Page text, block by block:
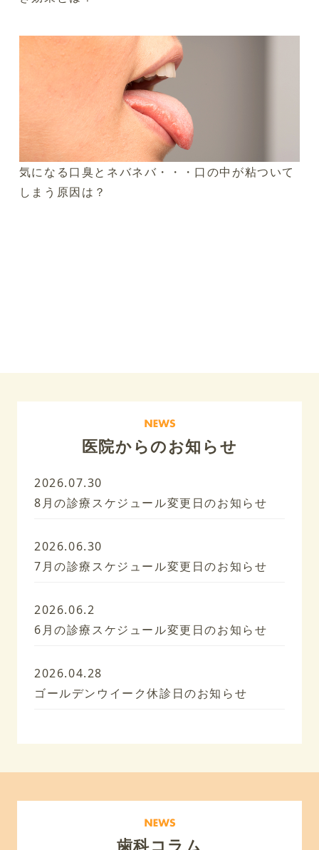
気になる口臭とネバネバ・・・口の中が粘ついて
しまう原因は？
医院からのお知らせ
2026.07.30
8月の診療スケジュール変更日のお知らせ
2026.06.30
7月の診療スケジュール変更日のお知らせ
2026.06.2
6月の診療スケジュール変更日のお知らせ
2026.04.28
ゴールデンウイーク休診日のお知らせ
歯科コラム